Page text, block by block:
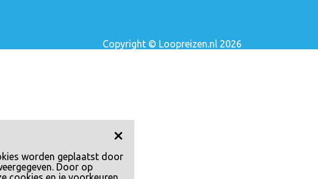
worden geplaatst door
Door op
Copyright © Loopreizen.nl 2026